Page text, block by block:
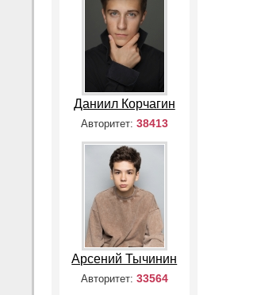
Даниил Корчагин
Авторитет: 38413
Арсений Тычинин
Авторитет: 33564